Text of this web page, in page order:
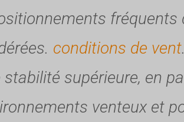
fréquents
conditions de vent
stabilité supérieure, en
venteux et